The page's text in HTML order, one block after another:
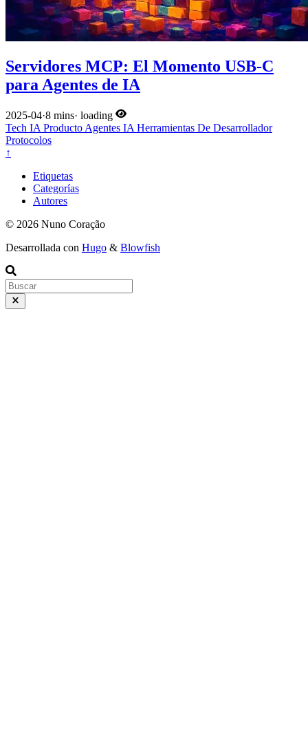
Servidores MCP: El Momento USB-C
para Agentes de IA
2025-04·8 mins· loading
Tech IA Producto Agentes IA Herramientas De Desarrollador
Protocolos
↑
Etiquetas
Categorías
Autores
© 2026 Nuno Coração
Desarrollada con Hugo & Blowfish